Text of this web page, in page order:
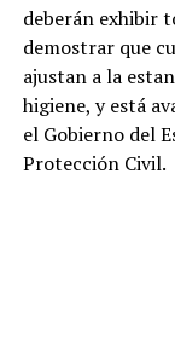
deberán exhibir
demostrar que
ajustan a la
higiene, y está
el Gobierno del
Protección Civil.